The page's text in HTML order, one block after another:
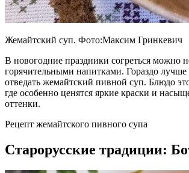
Жемайтский суп. Фото:Максим Гринкевич
В новогодние праздники согреться можно
горячительными напитками. Гораздо лучше
отведать жемайтский пивной суп. Блюдо
где особенно ценятся яркие краски и
оттенки.
Рецепт жемайтского пивного супа
Старорусские традиции: